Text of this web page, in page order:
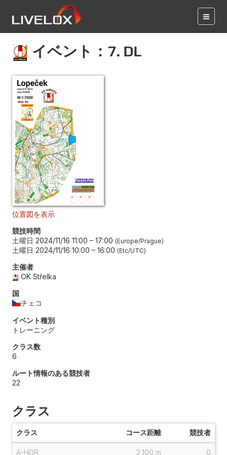
イベント：7. DL
位置図を表示
競技時間
土曜日 2024/11/16 11:00 – 17:00 Europe/Prague
土曜日 2024/11/16 10:00 – 16:00 Etc/UTC
主催者
OK Střelka
国
チェコ
イベント種別
トレーニング
クラス数
6
ルート情報のある競技者
22
クラス
クラス コース距離 競技者
A-HDR 2,100 m 0